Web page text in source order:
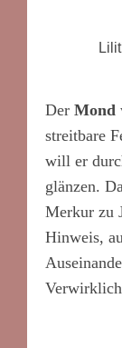
Der Mond
streitbare
will er
glänzen.
Merkur zu
Hinweis,